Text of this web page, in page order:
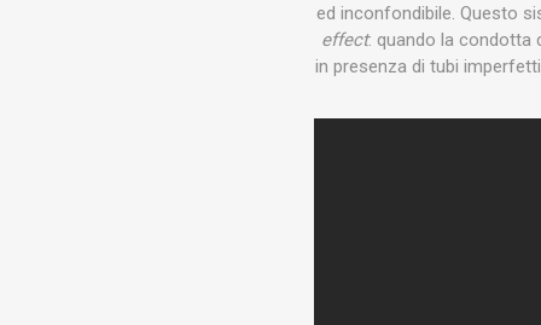
ed inconfondibile. Questo
effect: quando la condotta
in presenza di tubi